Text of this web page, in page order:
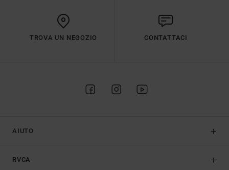
TROVA UN NEGOZIO CONTATTACI
AIUTO
RVCA